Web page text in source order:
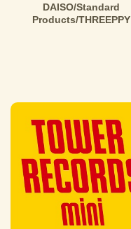
DAISO/Standard
Products/THREEPPY